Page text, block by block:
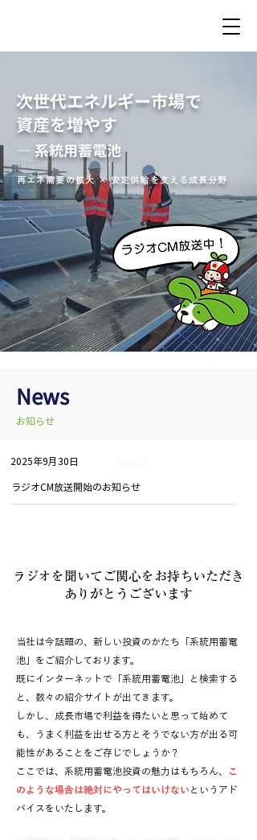
次世代エネルギー市場で
資産を増やす
― 系統用蓄電池
再エネ需要の拡大 × 安定供給を支える成長分野
News
お知らせ
2025年9月30日
ラジオCM放送開始のお知らせ
ラジオを聞いてご関心をお持ちいただき
ありがとうございます
当社は今話題の、新しい投資のかたち「系統用蓄電
池」をご紹介しております。
既にインターネットで「系統用蓄電池」と検索する
と、数々の紹介サイトが出てきます。
しかし、成長市場で利益を得たいと思って始めて
も、うまく利益を出せる方とそうでない方が出る可
能性があることをご存じでしょうか？
ここでは、系統用蓄電池投資の魅力はもちろん、
こ
のような場合は絶対にやってはいけない というアド
バイスをいたします。